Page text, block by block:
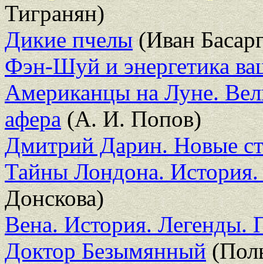
Тигранян)
Дикие пчелы(Иван
Фэн-Шуй и энергетика
Американцы на Луне.
афера(А. И. Попов)
Дмитрий Дарин. Новые
Тайны Лондона.
Донскова)
Вена. История. Легенды.
Доктор Безымянный